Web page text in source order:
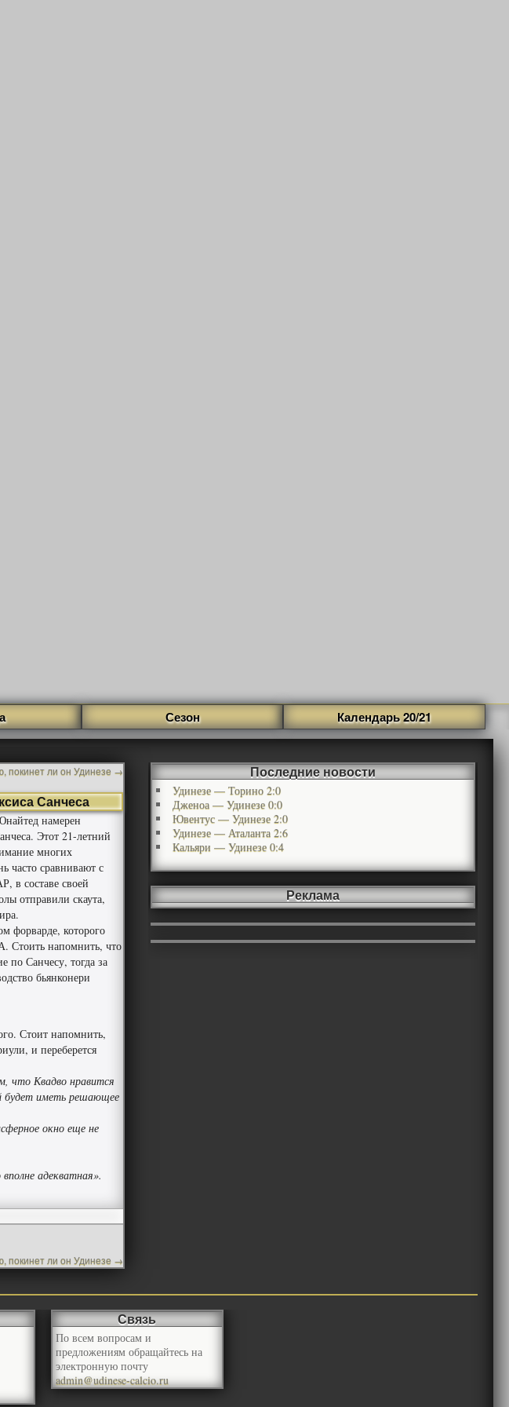
Сезон Календарь 20/21
покинет ли он Удинезе →
Санчеса
намерен
Этот 21-летний
многих
часто сравнивают с
в составе своей
отправили скаута,
форварде, которого
Стоить напомнить, что
по Санчесу, тогда за
бьянконери
Стоит напомнить,
и переберется
что Квадво нравится
будет иметь решающее
окно еще не
адекватная».
покинет ли он Удинезе →
Последние новости
Удинезе — Торино 2:0
Дженоа — Удинезе 0:0
Ювентус — Удинезе 2:0
Удинезе — Аталанта 2:6
Кальяри — Удинезе 0:4
Реклама
Связь
По всем вопросам и
предложениям обращайтесь на
электронную почту
admin@udinese-calcio.ru